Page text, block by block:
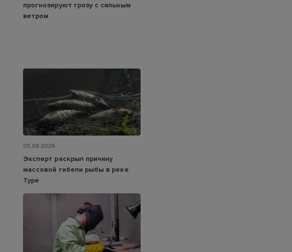
прогнозируют грозу с сильным
ветром
05.08.2026
Эксперт раскрыл причину
массовой гибели рыбы в реке
Туре